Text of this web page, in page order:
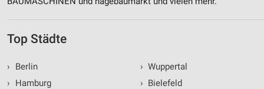
Top Städte
›
Berlin
›
Hamburg
› Wuppertal
› Bielefeld